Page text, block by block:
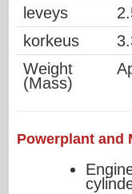
leveys
korkeus
Weight
(Mass)
Powerplant and